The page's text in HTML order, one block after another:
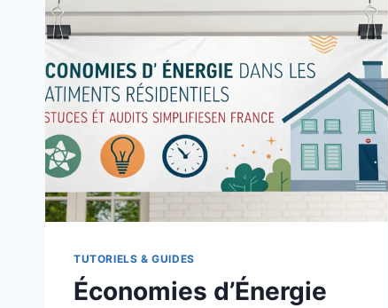
COMPLÈTE
POUR
RÉDUIRE
LES
COÛTS
INDUSTRIELS
2026
TUTORIELS & GUIDES
Économies d’Énergie